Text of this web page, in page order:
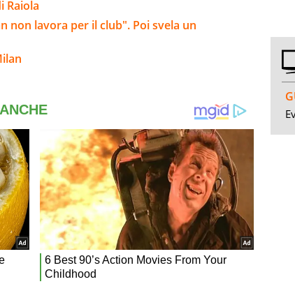
Raiola
non lavora per il club". Poi svela un